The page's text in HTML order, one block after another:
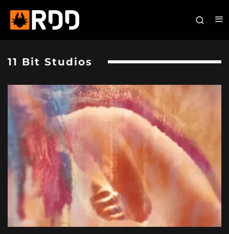
11 Bit Studios